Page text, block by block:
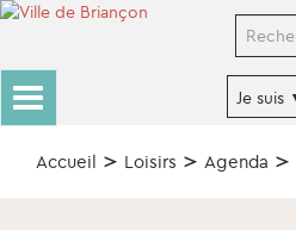
Accueil Loisirs Agenda